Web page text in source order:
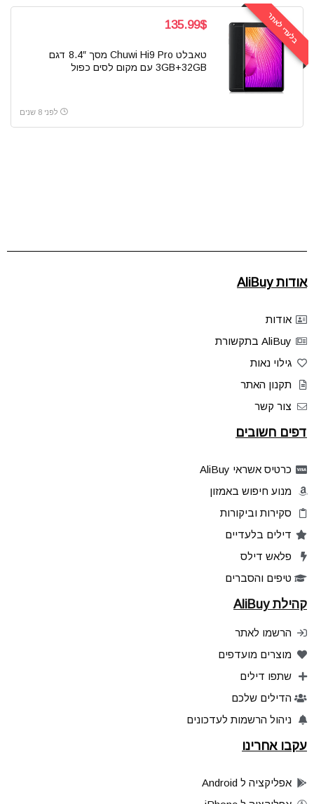
בלעדי לאתר 135.99$
טאבלט Chuwi Hi9 Pro מסך 8.4″ דגם
3GB+32GB עם מקום לסים כפול
לפני 8 שנים
אודות AliBuy
אודות
AliBuy בתקשורת
גילוי נאות
תקנון האתר
צור קשר
דפים חשובים
כרטיס אשראי AliBuy
מנוע חיפוש באמזון
סקירות וביקורות
דילים בלעדיים
פלאש דילס
טיפים והסברים
קהילת AliBuy
הרשמו לאתר
מוצרים מועדפים
שתפו דילים
הדילים שלכם
ניהול הרשמות לעדכונים
עקבו אחרינו
אפליקציה ל Android